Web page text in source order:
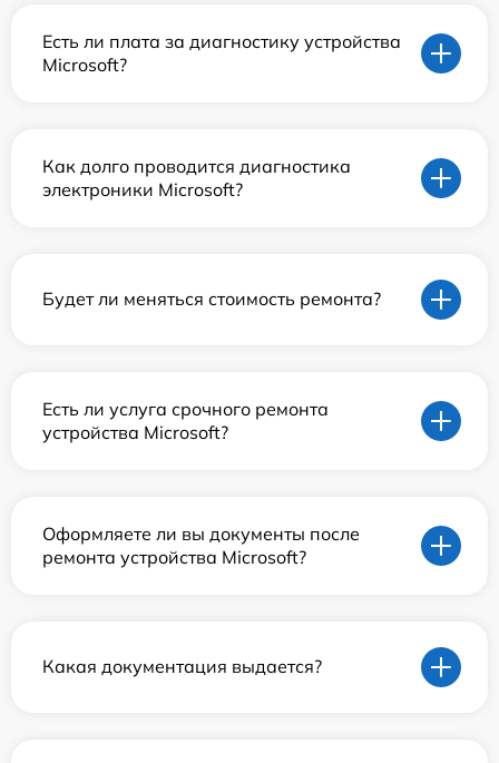
Есть ли плата за диагностику устройства
Microsoft?
Как долго проводится диагностика
электроники Microsoft?
Будет ли меняться стоимость ремонта?
Есть ли услуга срочного ремонта
устройства Microsoft?
Оформляете ли вы документы после
ремонта устройства Microsoft?
Какая документация выдается?